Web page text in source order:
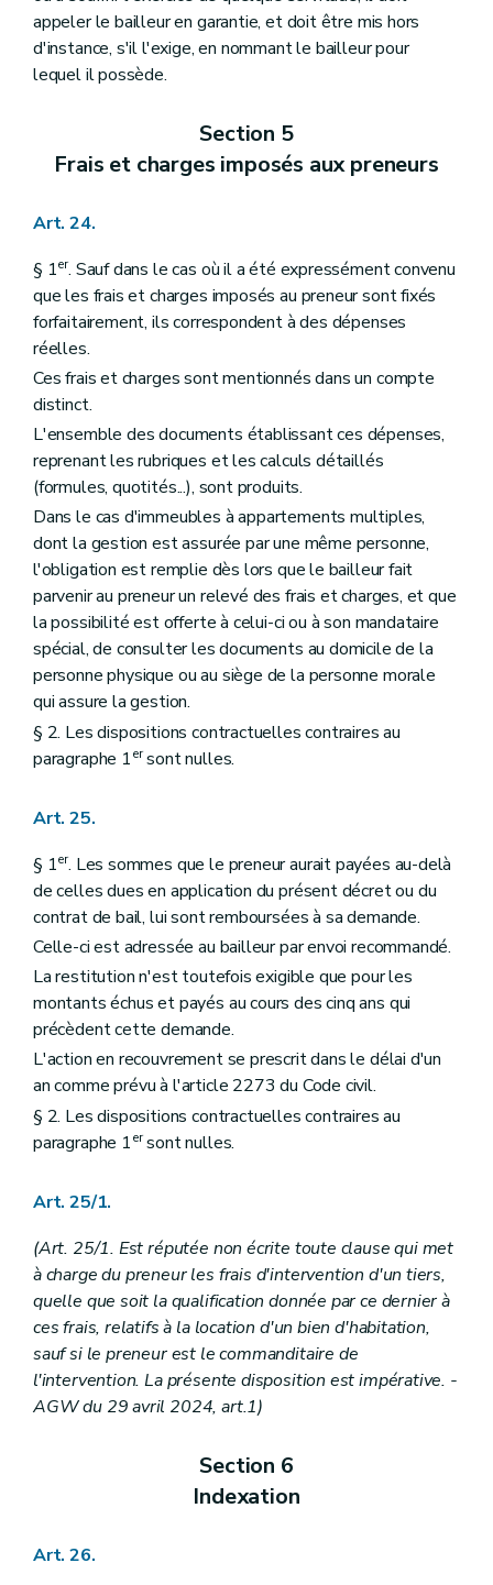
appeler le bailleur en garantie, et doit être mis hors
d'instance, s'il l'exige, en nommant le bailleur pour
lequel il possède.
Section 5
Frais et charges imposés aux preneurs
Art. 24.
§ 1er. Sauf dans le cas où il a été expressément convenu
que les frais et charges imposés au preneur sont fixés
forfaitairement, ils correspondent à des dépenses
réelles.
Ces frais et charges sont mentionnés dans un compte
distinct.
L'ensemble des documents établissant ces dépenses,
reprenant les rubriques et les calculs détaillés
(formules, quotités...), sont produits.
Dans le cas d'immeubles à appartements multiples,
dont la gestion est assurée par une même personne,
l'obligation est remplie dès lors que le bailleur fait
parvenir au preneur un relevé des frais et charges, et que
la possibilité est offerte à celui-ci ou à son mandataire
spécial, de consulter les documents au domicile de la
personne physique ou au siège de la personne morale
qui assure la gestion.
§ 2. Les dispositions contractuelles contraires au
paragraphe 1ersont nulles.
Art. 25.
§ 1er. Les sommes que le preneur aurait payées au-delà
de celles dues en application du présent décret ou du
contrat de bail, lui sont remboursées à sa demande.
Celle-ci est adressée au bailleur par envoi recommandé.
La restitution n'est toutefois exigible que pour les
montants échus et payés au cours des cinq ans qui
précèdent cette demande.
L'action en recouvrement se prescrit dans le délai d'un
an comme prévu à l'article 2273 du Code civil.
§ 2. Les dispositions contractuelles contraires au
paragraphe 1ersont nulles.
Art. 25/1.
(Art. 25/1. Est réputée non écrite toute clause qui met
à charge du preneur les frais d'intervention d'un tiers,
quelle que soit la qualification donnée par ce dernier à
ces frais, relatifs à la location d'un bien d'habitation,
sauf si le preneur est le commanditaire de
l'intervention. La présente disposition est impérative. -
AGW du 29 avril 2024, art.1)
Section 6
Indexation
Art. 26.